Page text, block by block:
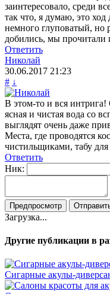
заинтересовало, среди
так что, я думаю, это ход
немного глуповатый, но
добились, мы прочитали
Ответить
Николай
30.06.2017 21:23
# ↓
В этом-то и вся
ясная и чистая вода со
выглядят очень даже
Места, где проводятся
чистильщиками, табу
Ответить
Ник:
Загрузка...
Другие публикации в
Сигарные акулы-